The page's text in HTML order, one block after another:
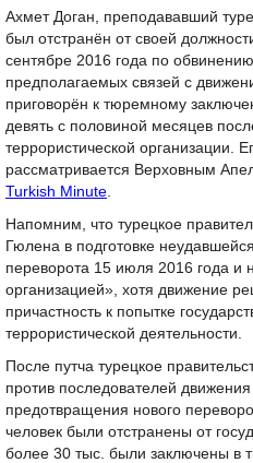
Ахмет Доган, преподававший
был отстранён от своей
сентябре 2016 года по
предполагаемых связей с
приговорён к тюремному
девять с половиной месяцев
террористической организации.
рассматривается Верховным
Turkish Minute.
Напомним, что турецкое
Гюлена в подготовке
переворота 15 июля 2016 года и
организацией», хотя движение
причастность к попытке
террористической деятельности.
После путча турецкое
против последователей
предотвращения нового
человек были отстранены от
более 30 тыс. были заключены в